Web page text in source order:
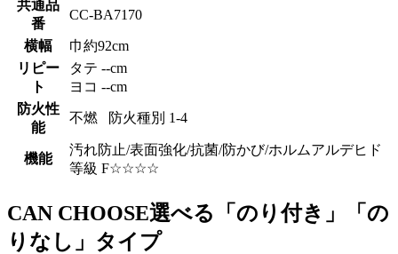
共通品
番
CC-BA7170
横幅
巾約92cm
リピー
ト
タテ --cm
ヨコ --cm
防火性
能
不燃 防火種別 1-4
機能
汚れ防止/表面強化/抗菌/防かび/ホルムアルデヒド
等級 F☆☆☆☆
CAN CHOOSE選べる「のり付き」「の
りなし」タイプ